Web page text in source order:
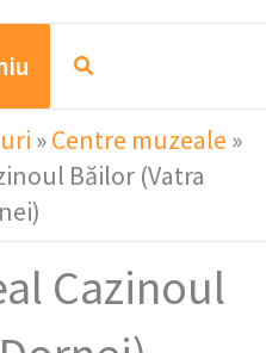
»Centre muzeale »
Băilor (Vatra
Cazinoul